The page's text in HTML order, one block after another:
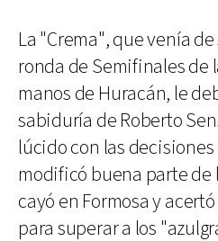
La "Crema", que venía
ronda de Semifinales de
manos de Huracán, le
sabiduría de Roberto
lúcido con las
modificó buena parte
cayó en Formosa y
para superar a los